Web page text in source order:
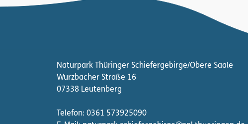
Naturpark Thüringer Schiefergebirge/Obere Saale
Wurzbacher Straße 16
07338 Leutenberg
Telefon: 0361 573925090